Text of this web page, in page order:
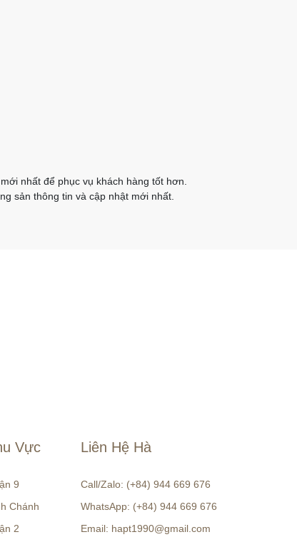
nhất để phục vụ khách hàng tốt hơn.
sản thông tin và cập nhật mới nhất.
Vực
9
Chánh
2
Liên Hệ Hà
Call/Zalo: (+84) 944 669 676
WhatsApp: (+84) 944 669 676
Email: hapt1990@gmail.com